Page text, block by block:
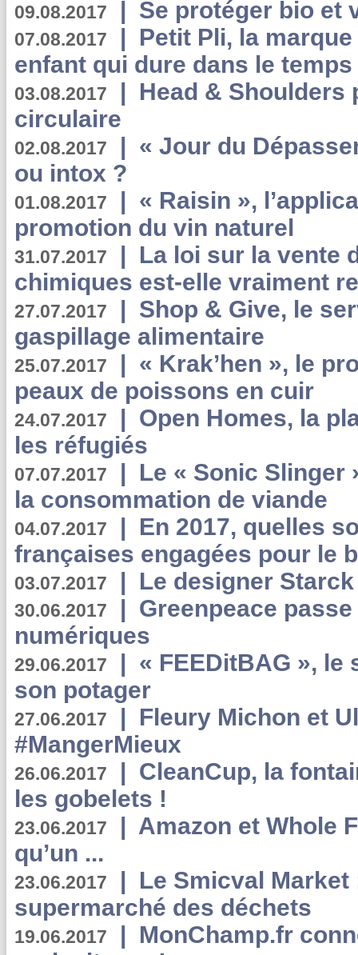
09.08.2017 | Se protéger bio et
07.08.2017 | Petit Pli, la
enfant qui dure dans le temps
03.08.2017 | Head & Shoulders
circulaire
02.08.2017 | « Jour du
ou intox ?
01.08.2017 | « Raisin »,
promotion du vin naturel
31.07.2017 | La loi sur la vente
chimiques est-elle vraiment
27.07.2017 | Shop & Give, le
gaspillage alimentaire
25.07.2017 | « Krak’hen », le
peaux de poissons en cuir
24.07.2017 | Open Homes, la
les réfugiés
07.07.2017 | Le « Sonic Slinger
la consommation de viande
04.07.2017 | En 2017, quelles
françaises engagées pour le
03.07.2017 | Le designer
30.06.2017 | Greenpeace
numériques
29.06.2017 | « FEEDitBAG », le
son potager
27.06.2017 | Fleury Michon et
#MangerMieux
26.06.2017 | CleanCup, la
les gobelets !
23.06.2017 | Amazon et Whole
qu’un ...
23.06.2017 | Le Smicval
supermarché des déchets
19.06.2017 | MonChamp.fr